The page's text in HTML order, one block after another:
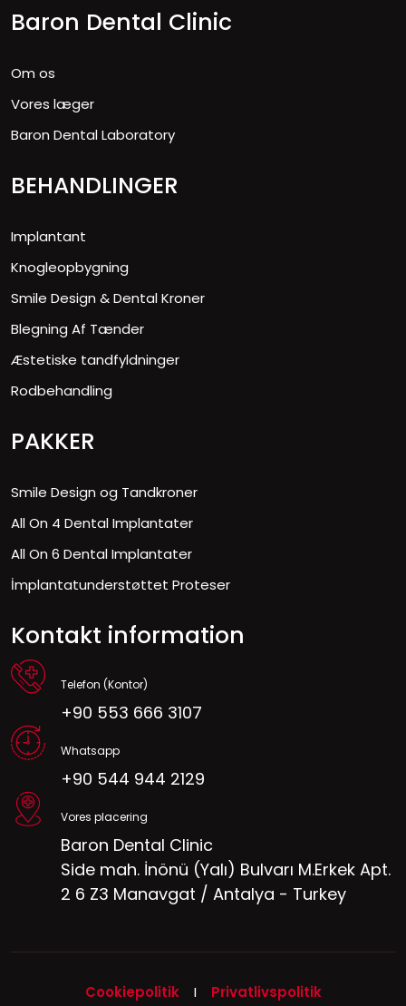
Baron Dental Clinic
Om os
Vores læger
Baron Dental Laboratory
BEHANDLINGER
Implantant
Knogleopbygning
Smile Design & Dental Kroner
Blegning Af Tænder
Æstetiske tandfyldninger
Rodbehandling
PAKKER
Smile Design og Tandkroner
All On 4 Dental Implantater
All On 6 Dental Implantater
İmplantatunderstøttet Proteser
Kontakt information
Telefon (Kontor)
+90 553 666 3107
Whatsapp
+90 544 944 2129
Vores placering
Baron Dental Clinic
Side mah. İnönü (Yalı) Bulvarı M.Erkek Apt.
2 6 Z3 Manavgat / Antalya - Turkey
CookiepolitikI Privatlivspolitik